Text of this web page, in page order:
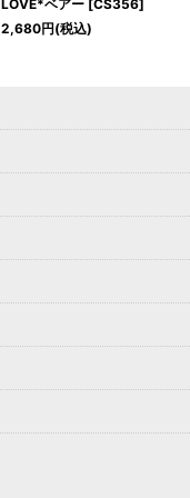
LOVE*ベアー [CS356]
2,680円(税込)